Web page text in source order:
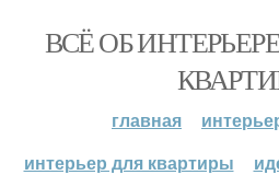
ВСЁ ОБ
главная
интерьер для квартиры